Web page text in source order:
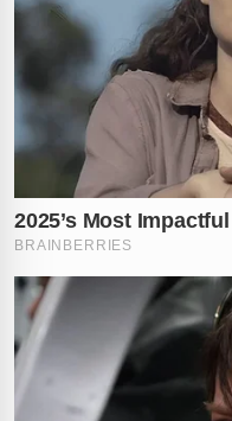
comentários: você acha
deveriam ter mais